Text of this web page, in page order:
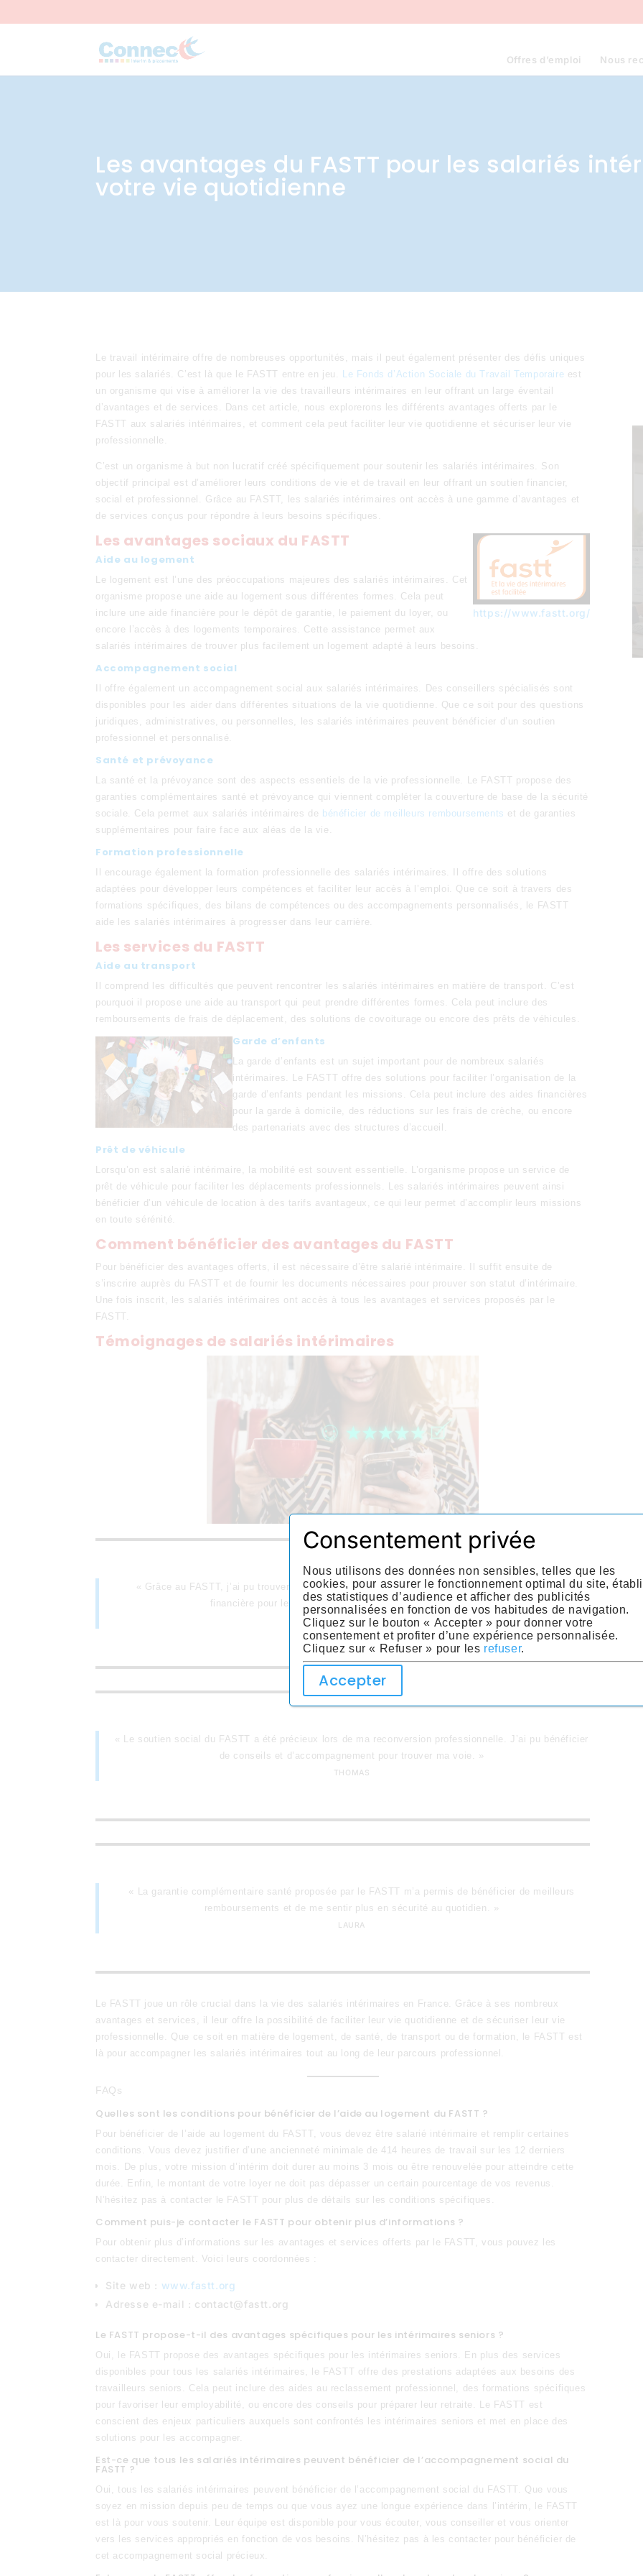
Offres d’emploi Nous
Les avantages du FASTT pour les salariés
votre vie quotidienne
Le travail intérimaire offre de nombreuses opportunités, mais il peut également présenter des défis uniques
pour les salariés. C’est là que le FASTT entre en jeu. Le Fonds d’Action Sociale du Travail Temporaire est
un organisme qui vise à améliorer la vie des travailleurs intérimaires en leur offrant un large éventail
d’avantages et de services. Dans cet article, nous explorerons les différents avantages offerts par le
FASTT aux salariés intérimaires, et comment cela peut faciliter leur vie quotidienne et sécuriser leur vie
professionnelle.
C’est un organisme à but non lucratif créé spécifiquement pour soutenir les salariés intérimaires. Son
objectif principal est d’améliorer leurs conditions de vie et de travail en leur offrant un soutien financier,
social et professionnel. Grâce au FASTT, les salariés intérimaires ont accès à une gamme d’avantages et
de services conçus pour répondre à leurs besoins spécifiques.
https://www.fastt.org/
Les avantages sociaux du FASTT
Aide au logement
Le logement est l’une des préoccupations majeures des salariés intérimaires. Cet
organisme propose une aide au logement sous différentes formes. Cela peut
inclure une aide financière pour le dépôt de garantie, le paiement du loyer, ou
encore l’accès à des logements temporaires. Cette assistance permet aux
salariés intérimaires de trouver plus facilement un logement adapté à leurs besoins.
Accompagnement social
Il offre également un accompagnement social aux salariés intérimaires. Des conseillers spécialisés sont
disponibles pour les aider dans différentes situations de la vie quotidienne. Que ce soit pour des questions
juridiques, administratives, ou personnelles, les salariés intérimaires peuvent bénéficier d’un soutien
professionnel et personnalisé.
Santé et prévoyance
La santé et la prévoyance sont des aspects essentiels de la vie professionnelle. Le FASTT propose des
garanties complémentaires santé et prévoyance qui viennent compléter la couverture de base de la sécurité
sociale. Cela permet aux salariés intérimaires de bénéficier de meilleurs remboursements et de garanties
supplémentaires pour faire face aux aléas de la vie.
Formation professionnelle
Il encourage également la formation professionnelle des salariés intérimaires. Il offre des solutions
adaptées pour développer leurs compétences et faciliter leur accès à l’emploi. Que ce soit à travers des
formations spécifiques, des bilans de compétences ou des accompagnements personnalisés, le FASTT
aide les salariés intérimaires à progresser dans leur carrière.
Les services du FASTT
Aide au transport
Il comprend les difficultés que peuvent rencontrer les salariés intérimaires en matière de transport. C’est
pourquoi il propose une aide au transport qui peut prendre différentes formes. Cela peut inclure des
remboursements de frais de déplacement, des solutions de covoiturage ou encore des prêts de véhicules.
Garde d’enfants
La garde d’enfants est un sujet important pour de nombreux salariés
intérimaires. Le FASTT offre des solutions pour faciliter l’organisation de la
garde d’enfants pendant les missions. Cela peut inclure des aides financières
pour la garde à domicile, des réductions sur les frais de crèche, ou encore
des partenariats avec des structures d’accueil.
Prêt de véhicule
Lorsqu’on est salarié intérimaire, la mobilité est souvent essentielle. L’organisme propose un service de
prêt de véhicule pour faciliter les déplacements professionnels. Les salariés intérimaires peuvent ainsi
bénéficier d’un véhicule de location à des tarifs avantageux, ce qui leur permet d’accomplir leurs missions
en toute sérénité.
Comment bénéficier des avantages du FASTT
Pour bénéficier des avantages offerts, il est nécessaire d’être salarié intérimaire. Il suffit ensuite de
s’inscrire auprès du FASTT et de fournir les documents nécessaires pour prouver son statut d’intérimaire.
Une fois inscrit, les salariés intérimaires ont accès à tous les avantages et services proposés par le
FASTT.
Témoignages de salariés intérimaires
« Grâce au FASTT, j’ai pu trouver un logement rapidement lors de ma mission d’intérim. L’aide
financière pour le dépôt de garantie a été d’une grande aide. »
SOPHIE
« Le soutien social du FASTT a été précieux lors de ma reconversion professionnelle. J’ai pu bénéficier
de conseils et d’accompagnement pour trouver ma voie. »
THOMAS
« La garantie complémentaire santé proposée par le FASTT m’a permis de bénéficier de meilleurs
remboursements et de me sentir plus en sécurité au quotidien. »
LAURA
Le FASTT joue un rôle crucial dans la vie des salariés intérimaires en France. Grâce à ses nombreux
avantages et services, il leur offre la possibilité de faciliter leur vie quotidienne et de sécuriser leur vie
professionnelle. Que ce soit en matière de logement, de santé, de transport ou de formation, le FASTT est
là pour accompagner les salariés intérimaires tout au long de leur parcours professionnel.
FAQs
Quelles sont les conditions pour bénéficier de l’aide au logement du FASTT ?
Pour bénéficier de l’aide au logement du FASTT, vous devez être salarié intérimaire et remplir certaines
conditions. Vous devez justifier d’une ancienneté minimale de 414 heures de travail sur les 12 derniers
mois. De plus, votre mission d’intérim doit durer au moins 3 mois ou être renouvelée pour atteindre cette
durée. Enfin, le montant de votre loyer ne doit pas dépasser un certain pourcentage de vos revenus.
N’hésitez pas à contacter le FASTT pour plus de détails sur les conditions spécifiques.
Comment puis-je contacter le FASTT pour obtenir plus d’informations ?
Pour obtenir plus d’informations sur les avantages et services offerts par le FASTT, vous pouvez les
contacter directement. Voici leurs coordonnées :
Site web : www.fastt.org
Adresse e-mail : contact@fastt.org
Le FASTT propose-t-il des avantages spécifiques pour les intérimaires seniors ?
Oui, le FASTT propose des avantages spécifiques pour les intérimaires seniors. En plus des services
disponibles pour tous les salariés intérimaires, le FASTT offre des prestations adaptées aux besoins des
travailleurs seniors. Cela peut inclure des aides au reclassement professionnel, des formations spécifiques
pour favoriser leur employabilité, ou encore des conseils pour préparer leur retraite. Le FASTT est
conscient des enjeux particuliers auxquels sont confrontés les intérimaires seniors et met en place des
solutions pour les accompagner.
Est-ce que tous les salariés intérimaires peuvent bénéficier de l’accompagnement social du
FASTT ?
Oui, tous les salariés intérimaires peuvent bénéficier de l’accompagnement social du FASTT. Que vous
soyez en mission depuis peu de temps ou que vous ayez une longue expérience dans l’intérim, le FASTT
est là pour vous soutenir. Leur équipe est disponible pour vous écouter, vous conseiller et vous orienter
vers les services appropriés en fonction de vos besoins. N’hésitez pas à les contacter pour bénéficier de
cet accompagnement social précieux.
Consentement privée
Nous utilisons des données non sensibles, telles que les
cookies, pour assurer le fonctionnement optimal du site,
des statistiques d’audience et afficher des publicités
personnalisées en fonction de vos habitudes de navigation.
Cliquez sur le bouton « Accepter » pour donner votre
consentement et profiter d’une expérience personnalisée.
Cliquez sur « Refuser » pour les refuser.
Accepter